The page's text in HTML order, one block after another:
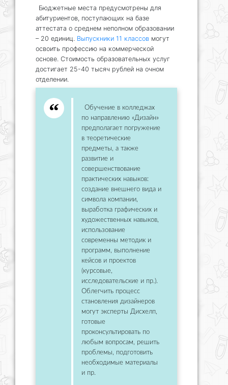
Бюджетные места предусмотрены для
абитуриентов, поступающих на базе
аттестата о среднем неполном образовании
– 20 единиц. Выпускники 11 классов могут
освоить профессию на коммерческой
основе. Стоимость образовательных услуг
достигает 25-40 тысяч рублей на очном
отделении.
Обучение в колледжах
по направлению «Дизайн»
предполагает погружение
в теоретические
предметы, а также
развитие и
совершенствование
практических навыков:
создание внешнего вида и
символа компании,
выработка графических и
художественных навыков,
использование
современны методик и
программ, выполнение
кейсов и проектов
(курсовые,
исследовательские и пр.).
Облегчить процесс
становления дизайнеров
могут эксперты Дисхелп,
готовые
проконсультировать по
любым вопросам, решить
проблемы, подготовить
необходимые материалы
и пр.